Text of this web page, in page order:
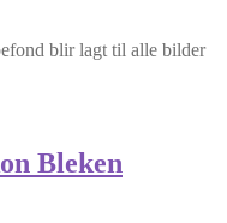
blir lagt til alle bilder
Bleken